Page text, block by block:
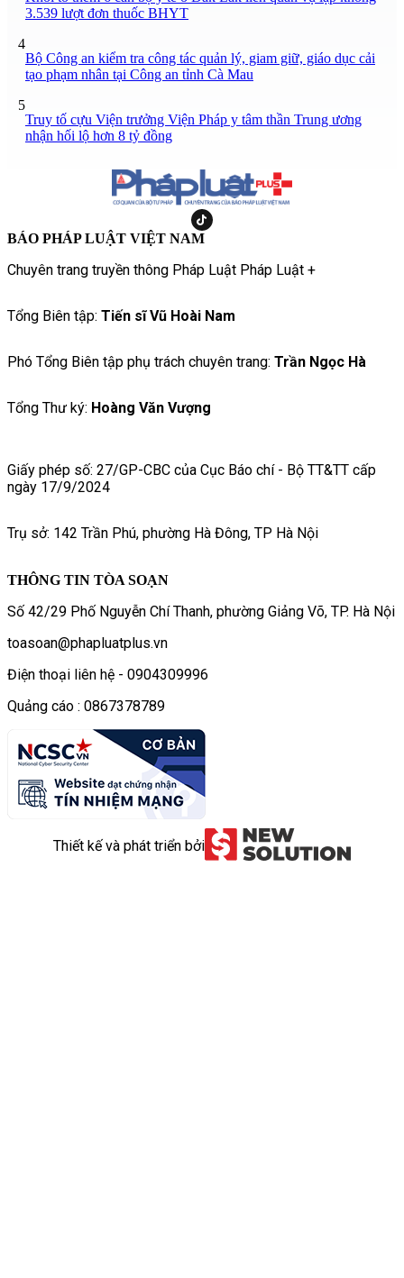
3.539 lượt đơn thuốc BHYT
4
Bộ Công an kiểm tra công tác quản lý, giam giữ, giáo dục cải
tạo phạm nhân tại Công an tỉnh Cà Mau
5
Truy tố cựu Viện trưởng Viện Pháp y tâm thần Trung ương
nhận hối lộ hơn 8 tỷ đồng
BÁO PHÁP LUẬT VIỆT NAM
Chuyên trang truyền thông Pháp Luật Pháp Luật +
Tổng Biên tập: Tiến sĩ Vũ Hoài Nam
Phó Tổng Biên tập phụ trách chuyên trang: Trần Ngọc Hà
Tổng Thư ký: Hoàng Văn Vượng
Giấy phép số: 27/GP-CBC của Cục Báo chí - Bộ TT&TT cấp
ngày 17/9/2024
Trụ sở: 142 Trần Phú, phường Hà Đông, TP Hà Nội
THÔNG TIN TÒA SOẠN
Số 42/29 Phố Nguyễn Chí Thanh, phường Giảng Võ, TP. Hà Nội
toasoan@phapluatplus.vn
Điện thoại liên hệ - 0904309996
Quảng cáo : 0867378789
Thiết kế và phát triển bởi